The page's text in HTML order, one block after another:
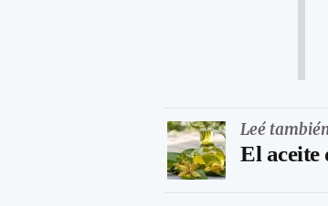
Leé
El aceite